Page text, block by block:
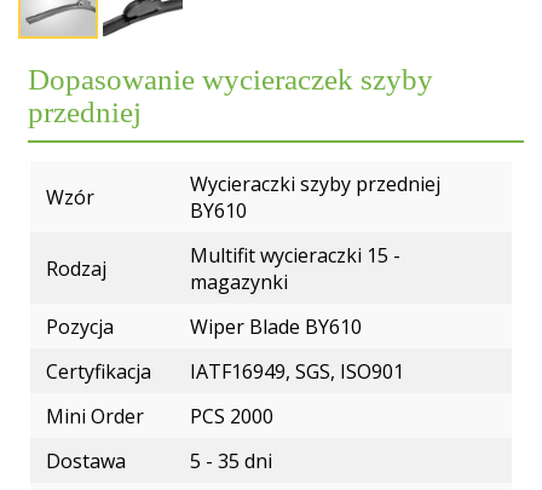
Wycieraczki specjalistyczne
Metalowe wycieraczki
Nasz zespół
Rynek
Pracownicy
Opinie klientów
Gwarancja
Płatność
Departament Q C
Dział badawczo -rozwojowy
MATERIAŁ
Warsztat
Zespół badawczo -rozwojowy
ŚWIADECTWO
Dopasowanie wycieraczek szyby
przedniej
Wzór
Wycieraczki szyby przedniej
BY610
Rodzaj
Multifit wycieraczki 15 -
magazynki
Pozycja
Wiper Blade BY610
Certyfikacja
IATF16949, SGS, ISO901
Mini Order
PCS 2000
Dostawa
5 - 35 dni